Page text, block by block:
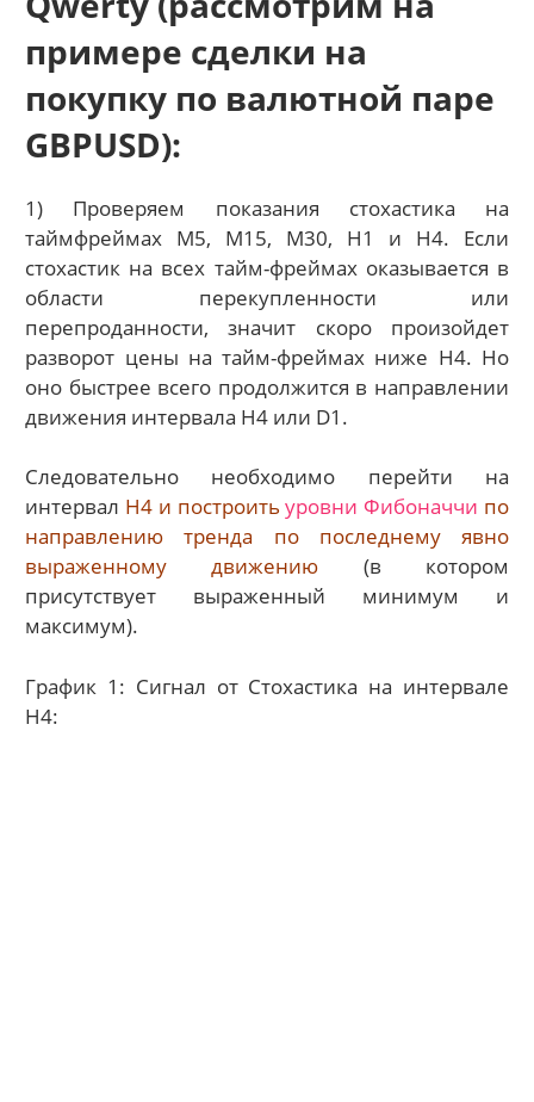
примере сделки на
покупку по валютной паре
GBPUSD):
1) Проверяем показания стохастика на
таймфреймах M5, M15, M30, H1 и H4. Если
стохастик на всех тайм-фреймах оказывается в
области перекупленности или
перепроданности, значит скоро произойдет
разворот цены на тайм-фреймах ниже H4. Но
оно быстрее всего продолжится в направлении
движения интервала H4 или D1.
Следовательно необходимо перейти на
интервал H4 и построитьуровни Фибоначчи по
направлению тренда по последнему явно
выраженному движению (в котором
присутствует выраженный минимум и
максимум).
График 1: Сигнал от Стохастика на интервале
H4: